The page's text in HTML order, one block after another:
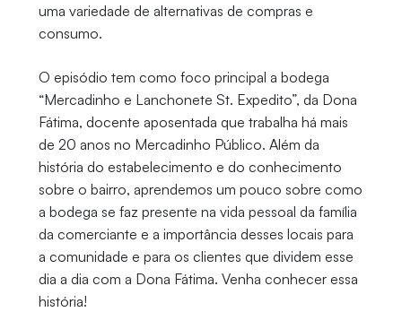
uma variedade de alternativas de compras e
consumo.
O episódio tem como foco principal a bodega
“Mercadinho e Lanchonete St. Expedito”, da Dona
Fátima, docente aposentada que trabalha há mais
de 20 anos no Mercadinho Público. Além da
história do estabelecimento e do conhecimento
sobre o bairro, aprendemos um pouco sobre como
a bodega se faz presente na vida pessoal da família
da comerciante e a importância desses locais para
a comunidade e para os clientes que dividem esse
dia a dia com a Dona Fátima. Venha conhecer essa
história!